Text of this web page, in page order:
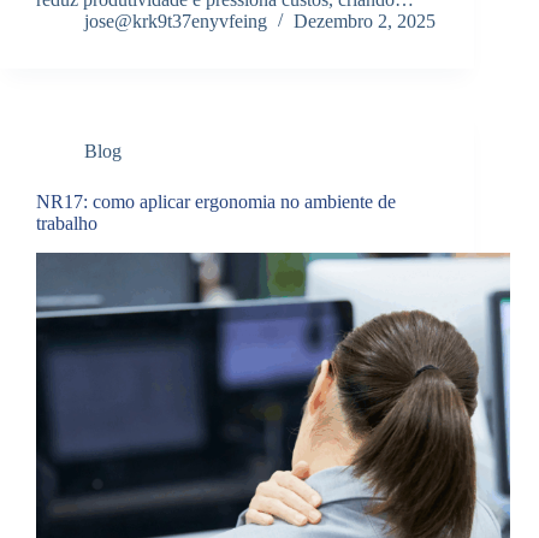
jose@krk9t37enyvfeing
Dezembro 2, 2025
Blog
NR17: como aplicar ergonomia no ambiente de
trabalho